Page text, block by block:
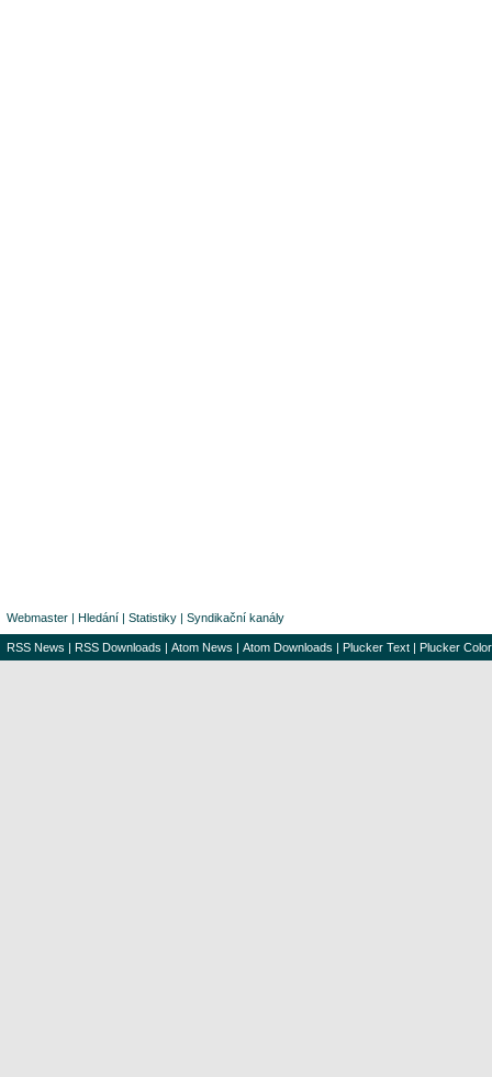
Webmaster | Hledání | Statistiky | Syndikační kanály
RSS News | RSS Downloads | Atom News | Atom Downloads | Plucker Text | Plucker Color